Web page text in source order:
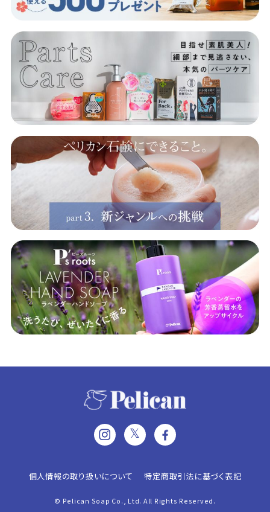
𝕏
個人情報の取り扱いについて 特定商取引法に基づく表記
© Pelican Soap Co., Ltd. All Rights Reserved.